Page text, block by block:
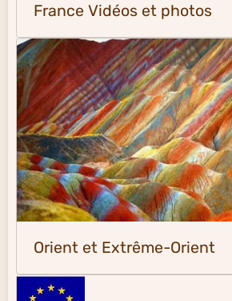
France Vidéos et photos
Orient et Extrême-Orient